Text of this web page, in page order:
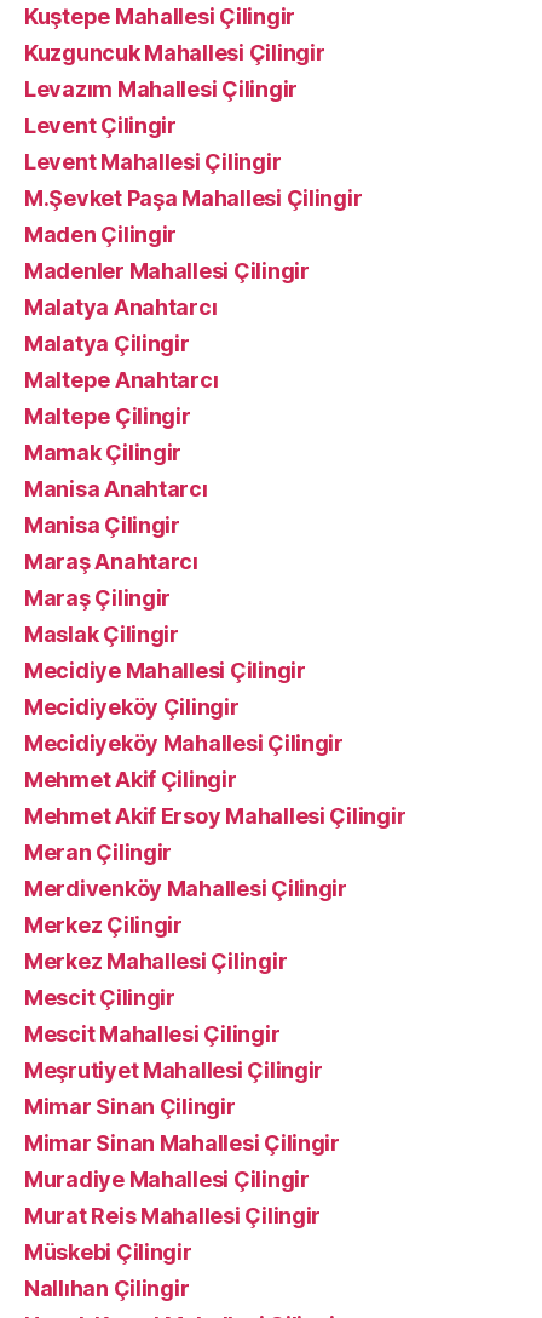
Kuştepe Mahallesi Çilingir
Kuzguncuk Mahallesi Çilingir
Levazım Mahallesi Çilingir
Levent Çilingir
Levent Mahallesi Çilingir
M.Şevket Paşa Mahallesi Çilingir
Maden Çilingir
Madenler Mahallesi Çilingir
Malatya Anahtarcı
Malatya Çilingir
Maltepe Anahtarcı
Maltepe Çilingir
Mamak Çilingir
Manisa Anahtarcı
Manisa Çilingir
Maraş Anahtarcı
Maraş Çilingir
Maslak Çilingir
Mecidiye Mahallesi Çilingir
Mecidiyeköy Çilingir
Mecidiyeköy Mahallesi Çilingir
Mehmet Akif Çilingir
Mehmet Akif Ersoy Mahallesi Çilingir
Meran Çilingir
Merdivenköy Mahallesi Çilingir
Merkez Çilingir
Merkez Mahallesi Çilingir
Mescit Çilingir
Mescit Mahallesi Çilingir
Meşrutiyet Mahallesi Çilingir
Mimar Sinan Çilingir
Mimar Sinan Mahallesi Çilingir
Muradiye Mahallesi Çilingir
Murat Reis Mahallesi Çilingir
Müskebi Çilingir
Nallıhan Çilingir